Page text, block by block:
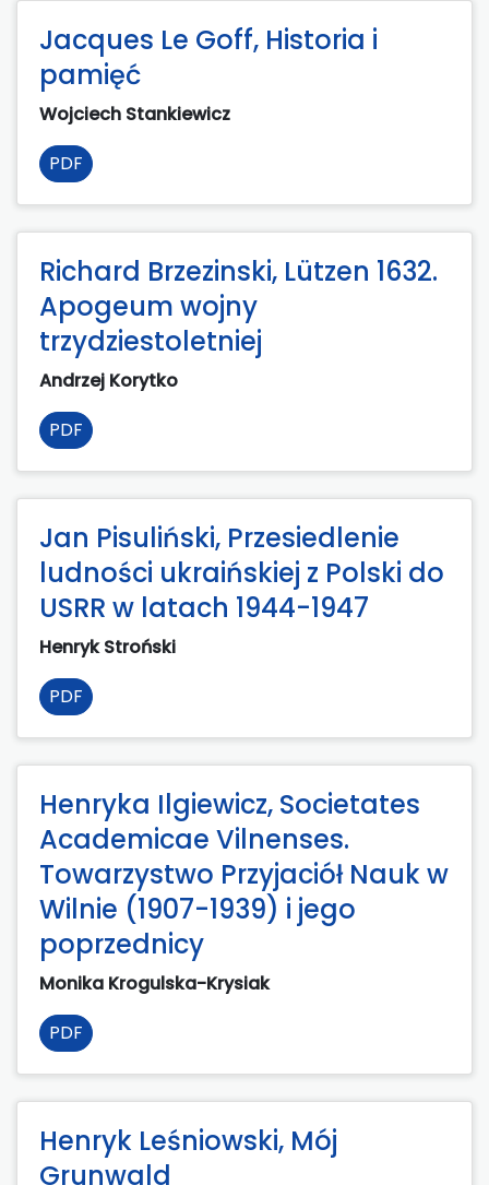
Jacques Le Goff, Historia i
pamięć
Wojciech Stankiewicz
PDF
Richard Brzezinski, Lützen 1632.
Apogeum wojny
trzydziestoletniej
Andrzej Korytko
PDF
Jan Pisuliński, Przesiedlenie
ludności ukraińskiej z Polski do
USRR w latach 1944-1947
Henryk Stroński
PDF
Henryka Ilgiewicz, Societates
Academicae Vilnenses.
Towarzystwo Przyjaciół Nauk w
Wilnie (1907-1939) i jego
poprzednicy
Monika Krogulska-Krysiak
PDF
Henryk Leśniowski, Mój
Grunwald